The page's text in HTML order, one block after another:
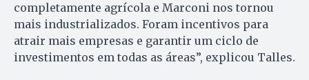
completamente agrícola e Marconi nos tornou
mais industrializados. Foram incentivos para
atrair mais empresas e garantir um ciclo de
investimentos em todas as áreas”, explicou Talles.